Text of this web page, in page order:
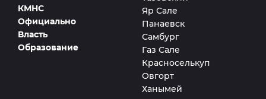
КМНС
Официально
Власть
Образование
Яр Сале
Панаевск
Самбург
Газ Сале
Красноселькуп
Овгорт
Ханымей